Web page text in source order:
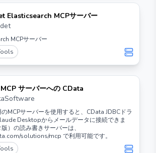
Elasticsearch MCPサーバー
MCPサーバー
サーバーへの CData
MCPサーバーを使用すると、CData JDBCドラ
Desktopからメールデータに接続できま
）の読み書きサーバーは、
solutions/mcp で利用可能です。